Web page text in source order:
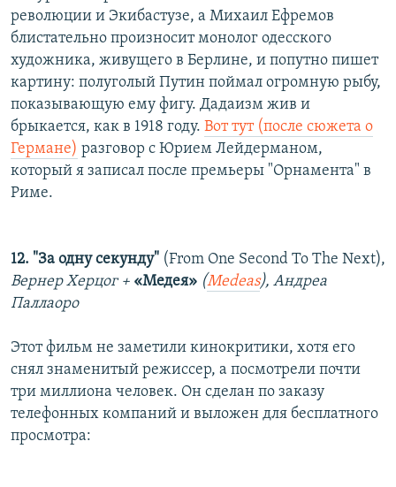
революции и Экибастузе, а Михаил Ефремов
блистательно произносит монолог одесского
художника, живущего в Берлине, и попутно пишет
картину: полуголый Путин поймал огромную рыбу,
показывающую ему фигу. Дадаизм жив и
брыкается, как в 1918 году. Вот тут (после сюжета о
Германе) разговор с Юрием Лейдерманом,
который я записал после премьеры "Орнамента" в
Риме.
12. "За одну секунду" (From One Second To The Next),
Вернер Херцог + «Медея» (Medeas), Андреа
Паллаоро
Этот фильм не заметили кинокритики, хотя его
снял знаменитый режиссер, а посмотрели почти
три миллиона человек. Он сделан по заказу
телефонных компаний и выложен для бесплатного
просмотра: